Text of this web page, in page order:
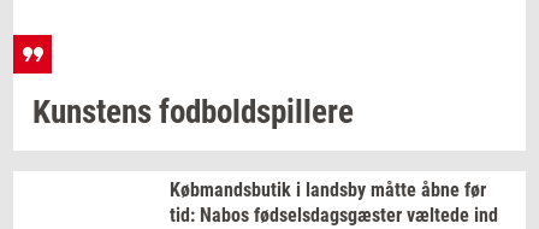
Kun­stensfod­bold­spil­le­re
Køb­mands­bu­tik i lands­by måtte åbne før
tid: Nabos fød­sels­dags­gæ­ster væl­te­de ind